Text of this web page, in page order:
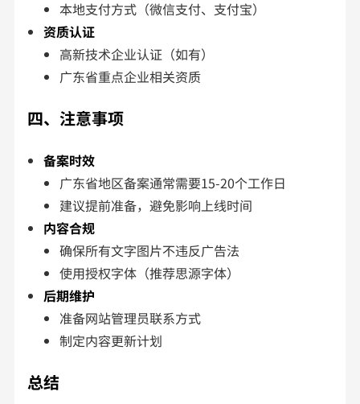
本地支付方式（微信支付、支付宝）
资质认证
高新技术企业认证（如有）
广东省重点企业相关资质
四、注意事项
备案时效
广东省地区备案通常需要15-20个工作日
建议提前准备，避免影响上线时间
内容合规
确保所有文字图片不违反广告法
使用授权字体（推荐思源字体）
后期维护
准备网站管理员联系方式
制定内容更新计划
总结